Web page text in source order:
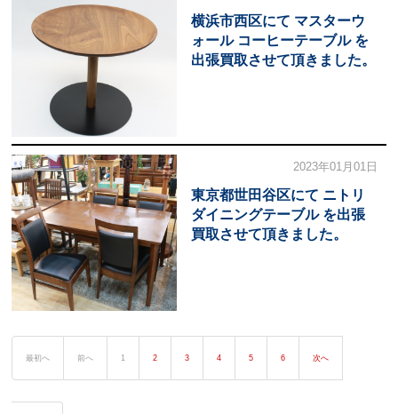
横浜市西区にて マスターウ
ォール コーヒーテーブル を
出張買取させて頂きました。
2023年01月01日
東京都世田谷区にて ニトリ
ダイニングテーブル を出張
買取させて頂きました。
最初へ 前へ 1 2 3 4 5 6 次へ